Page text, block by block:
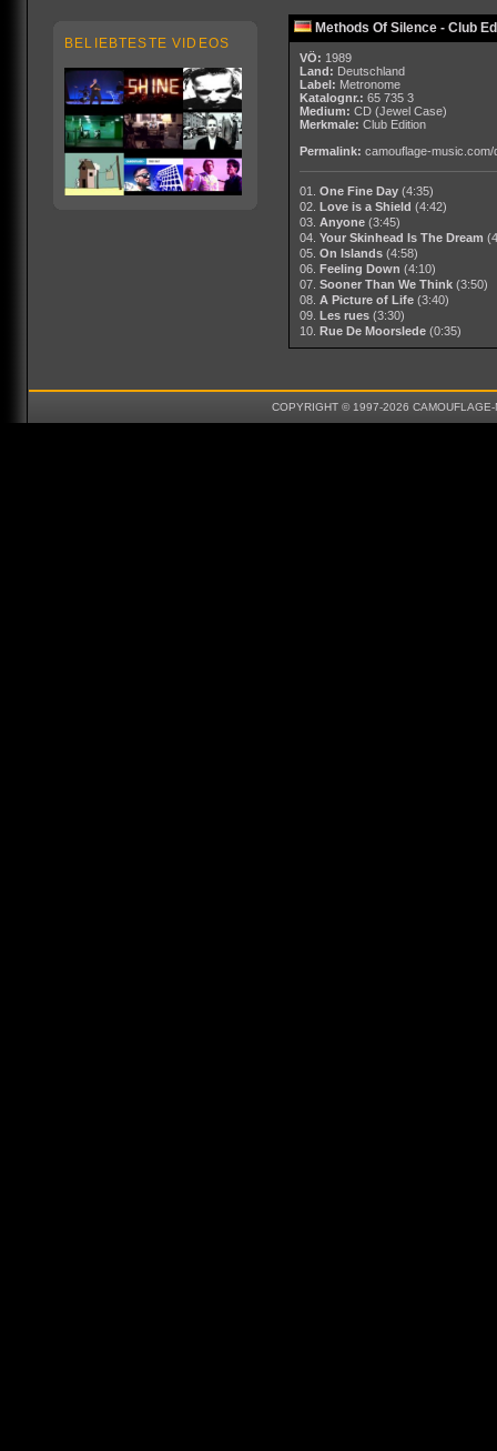
BELIEBTESTE VIDEOS
Methods Of Silence - Club
VÖ: 1989
Land: Deutschland
Label: Metronome
Katalognr.: 65 735 3
Medium: CD(Jewel Case)
Merkmale: Club Edition
Permalink: camouflage-music.com/
01. One Fine Day (4:35)
02. Love is a Shield (4:42)
03. Anyone (3:45)
04. Your Skinhead Is The Dream
05. On Islands (4:58)
06. Feeling Down (4:10)
07. Sooner Than We Think (3:50)
08. A Picture of Life (3:40)
09. Les rues (3:30)
10. Rue De Moorslede (0:35)
COPYRIGHT © 1997-2026 CAMOUFLAGE-